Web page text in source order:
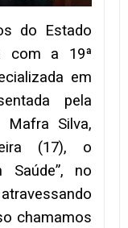
do Estado
com a 19ª
em
pela
Mafra Silva,
(17), o
Saúde”, no
chamamos